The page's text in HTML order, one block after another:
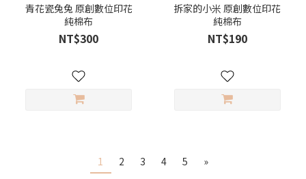
青花瓷兔兔 原創數位印花
純棉布
NT$300
拆家的小米 原創數位印花
純棉布
NT$190
1 2 3 4 5 »